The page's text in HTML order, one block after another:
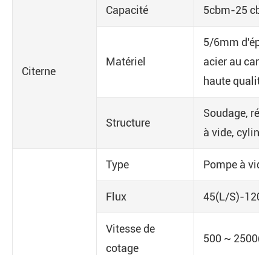
Citerne
Capacité 5cbm-25 cbm
Matériel
5/6mm
acier au
haute qualité
Structure
Soudage,
à vide,
Type Pompe à vide
Flux 45(L/S)-
Vitesse de
cotage
500 ~